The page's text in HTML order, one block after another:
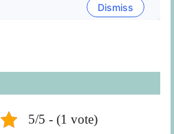
5/5 - (1 vote)